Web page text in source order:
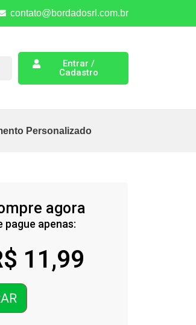
contato@bordadosrl.com.br
Entrar /
Cadastro
Personalizado
agora
pague apenas:
11,99